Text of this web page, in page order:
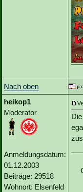
Nach oben
heikop1
Moderator
Anmeldungsdatum:
01.12.2003
Beiträge: 29518
Wohnort: Elsenfeld